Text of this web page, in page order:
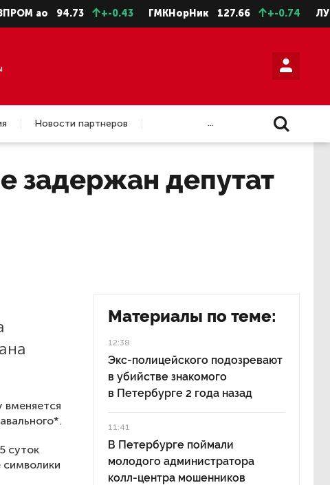
ао 94.73 +-0.43 ГМКНорНик 127.66 +-0.74
Новости партнеров
...
задержан депутат
вменяется
суток
Материалы по теме:
12:38
Экс-полицейского подозревают
в убийстве знакомого
в Петербурге 2 года назад
11:41
В Петербурге поймали
молодого администратора
колл-центра мошенников